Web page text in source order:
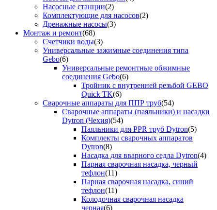
Насосные станции(2)
Комплектующие для насосов(2)
Дренажные насосы(3)
Монтаж и ремонт(68)
Счетчики воды(3)
Универсальные зажимные соединения типа
Gebo(6)
Универсальные ремонтные обжимные
соединения Gebo(6)
Тройник с внутренней резьбой GEBO
Quick TK(6)
Сварочные аппараты для ППР труб(54)
Сварочные аппараты (паяльники) и насадки
Dytron (Чехия)(54)
Паяльники для PPR труб Dytron(5)
Комплекты сварочных аппаратов
Dytron(8)
Насадка для вварного седла Dytron(4)
Парная сварочная насадка, черный
тефлон(11)
Парная сварочная насадка, синий
тефлон(11)
Колодочная сварочная насадка
черная(6)